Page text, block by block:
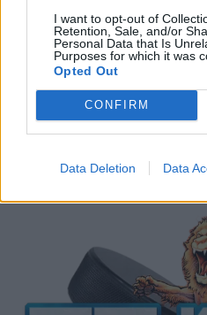
I want to opt-out of
Retention, Sale, and/or
Personal Data that Is
Purposes for which it was
Opted Out
CONFIRM
Data Deletion Data
divisioonassa
50
Kanada – USA
ottelun